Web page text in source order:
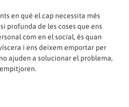
en què el cap necessita més
profunda de les coses que ens
com en el social, és quan
i ens deixem emportar per
ajuden a solucionar el problema,